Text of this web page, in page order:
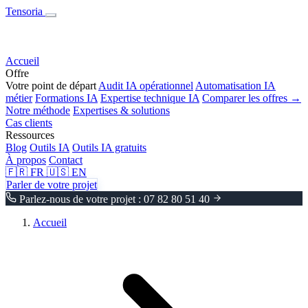
Tensoria
Accueil
Offre
Votre point de départ Audit IA opérationnel Automatisation IA
métier Formations IA Expertise technique IA Comparer les offres →
Notre méthode Expertises & solutions
Cas clients
Ressources
Blog Outils IA Outils IA gratuits
À propos Contact
🇫🇷 FR 🇺🇸 EN
Parler de votre projet
Parlez-nous de votre projet : 07 82 80 51 40
Accueil